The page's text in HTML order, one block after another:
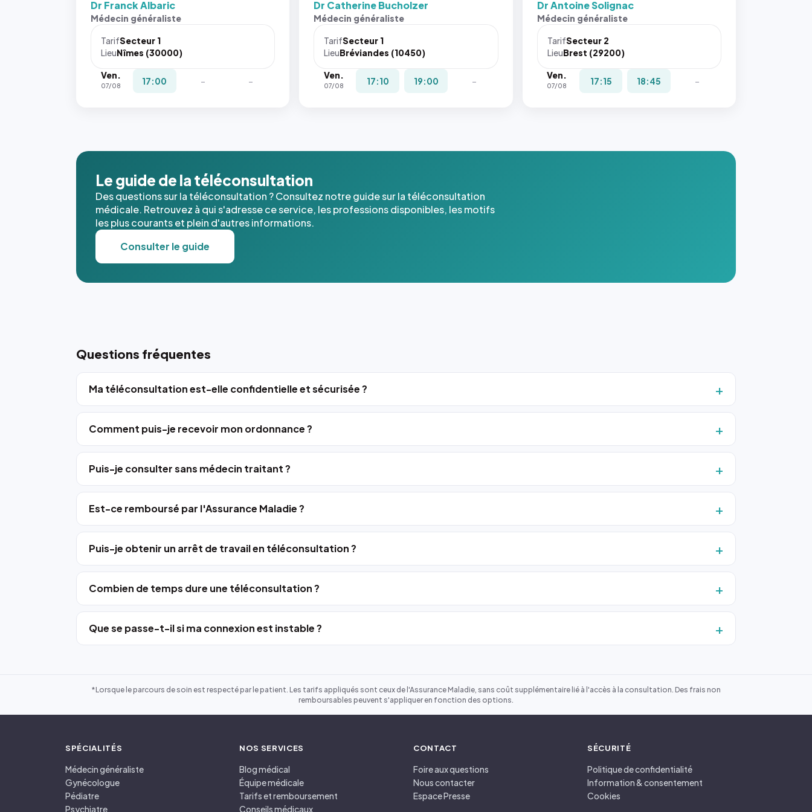
Sans ces
navigateur
pas la
place, et
l'annuaire
dans ce
cas. #}
Dr Franck Albaric
Médecin généraliste
TarifSecteur 1
LieuNîmes (30000)
Ven.
07/08 17:00 - -
Sans ces
navigateur
pas la
place, et
cas. #}
Dr Catherine Bucholzer
Médecin généraliste
TarifSecteur 1
LieuBréviandes (10450)
Ven.
07/08 17:10 19:00 -
Sans ces
navigateur
pas la
place, et
Dr Antoine Solignac
Médecin généraliste
TarifSecteur 2
LieuBrest (29200)
Ven.
07/08 17:15 18:45 -
Le guide de la téléconsultation
Des questions sur la téléconsultation ? Consultez notre guide sur la téléconsultation
médicale. Retrouvez à qui s'adresse ce service, les professions disponibles, les motifs
les plus courants et plein d'autres informations.
Consulter le guide
Questions fréquentes
Ma téléconsultation est-elle confidentielle et sécurisée ?
Comment puis-je recevoir mon ordonnance ?
Puis-je consulter sans médecin traitant ?
Est-ce remboursé par l'Assurance Maladie ?
Puis-je obtenir un arrêt de travail en téléconsultation ?
Combien de temps dure une téléconsultation ?
Que se passe-t-il si ma connexion est instable ?
*Lorsque le parcours de soin est respecté par le patient. Les tarifs appliqués sont ceux de l'Assurance Maladie, sans coût supplémentaire lié à l'accès à la consultation. Des frais non
remboursables peuvent s'appliquer en fonction des options.
SPÉCIALITÉS
Médecin généraliste
Gynécologue
Pédiatre
Psychiatre
NOS SERVICES
Blog médical
Équipe médicale
Tarifs et remboursement
Conseils médicaux
CONTACT
Foire aux questions
Nous contacter
Espace Presse
SÉCURITÉ
Politique de confidentialité
Information & consentement
Cookies